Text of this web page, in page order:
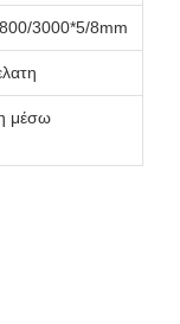
3000*5/8mm
μέσω